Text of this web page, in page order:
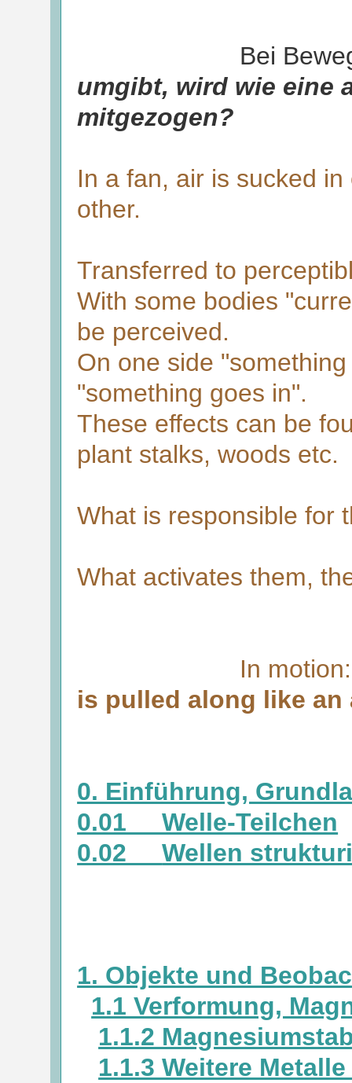
Bei
umgibt, wird wie eine
mitgezogen?
In a fan, air is sucked
other.
Transferred to
With some bodies
be perceived.
On one side
"something goes in".
These effects can be
plant stalks, woods etc.
What is responsible for
What activates them,
In
is pulled along like
0. Einführung,
0.01 Welle-Teilchen
0.02Wellen
1. Objekte und
1.1 Verformung,
1.1.2
1.1.3 Weitere